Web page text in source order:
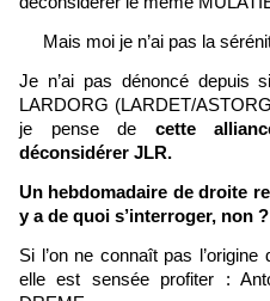
Mais moi je n’ai pas la
Je n’ai pas dénoncé depuis
LARDORG (LARDET/
je pense de cette
déconsidérer JLR.
Un hebdomadaire de droite
y a de quoi s’interroger, non ?
Si l’on ne connaît pas l’origine
elle est sensée profiter :